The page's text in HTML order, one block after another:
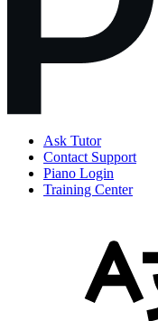
Ask Tutor
Contact Support
Piano Login
Training Center